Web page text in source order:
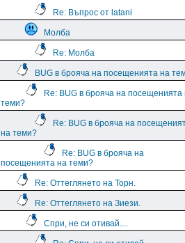
Re: Въпрос от latani
Молба
Re: Молба
BUG в брояча на посещенията на
Re: BUG в брояча на посещенията
теми?
Re: BUG в брояча на
на теми?
Re: BUG в брояча на
посещенията на теми?
Re: Оттеглянето на Торн.
Re: Оттеглянето на Зиези.
Спри, не си отивай....